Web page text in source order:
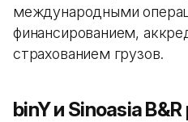
международными
финансированием,
страхованием грузов.
binY и Sinoasia